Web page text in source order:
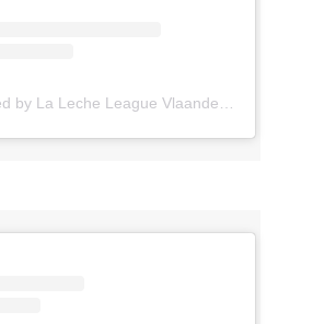
A post shared by La Leche League Vlaanderen (@lll_vlaanderen)